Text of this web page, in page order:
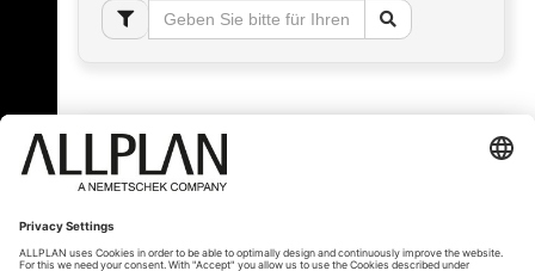
Fehler!
Bitte melden Sie sich an, um dieses Thema sehen
zu können.